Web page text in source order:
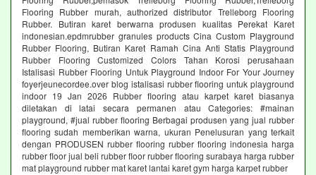
Flooring Rubber murah, authorized distributor Trelleborg Flooring
Rubber. Butiran karet berwarna produsen kualitas Perekat Karet
indonesian.epdmrubber granules products Cina Custom Playground
Rubber Flooring, Butiran Karet Ramah Cina Anti Statis Playground
Rubber Flooring Customized Colors Tahan Korosi perusahaan
Istalisasi Rubber Flooring Untuk Playground Indoor For Your Journey
foyerjeunecordee.over blog istalisasi rubber flooring untuk playground
indoor 19 Jan 2026 Rubber flooring atau karpet karet biasanya
diletakan di latai secara permanen atau Categories: #mainan
playground, #jual rubber flooring Berbagai produsen yang jual rubber
flooring sudah memberikan warna, ukuran Penelusuran yang terkait
dengan PRODUSEN rubber flooring rubber flooring indonesia harga
rubber floor jual beli rubber floor rubber flooring surabaya harga rubber
mat playground rubber mat karet lantai karet gym harga karpet rubber